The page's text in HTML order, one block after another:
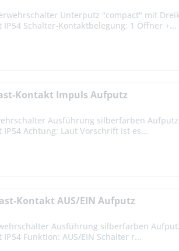
Unterputz "compact" mit
Schalter-Kontaktbelegung: 1 Öffner +...
Kontakt Impuls Aufputz
Ausführung silberfarben
Achtung: Laut Vorschrift ist es...
Kontakt AUS/EIN Aufputz
Ausführung silberfarben
Funktion: AUS/EIN Schalter r...